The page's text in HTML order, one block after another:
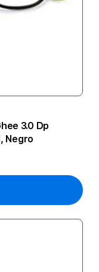
3.0 Dp
Negro